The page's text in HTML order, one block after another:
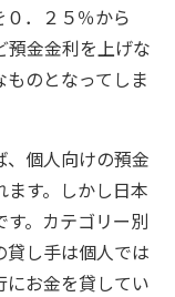
．２５％から
預金金利を上げな
のとなってしま
、個人向けの預金
す。しかし日本
。カテゴリー別
貸し手は個人では
にお金を貸してい